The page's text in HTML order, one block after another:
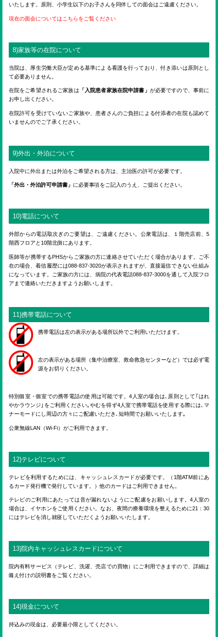
いたします。原則、小学生以下のお子さんを同伴しての面会はご遠慮ください。
現在の面会についてはこちらをご覧ください
8)家族等の在院について
当院は、厚生労働大臣が定める基準による看護を行っており、付き添いは原則とし
て必要ありません。
在院をご希望されるご家族は 「入院患者家族在院申請書」 が必要ですので、事前に
お申し出ください。
在院許可を受けていないご家族や、患者さんのご負担による付添者の在院も認めて
いませんのでご了承ください。
9)外出・外泊について
入院中に外出または外泊をご希望される方は、主治医の許可が必要です。
「外出・外泊許可申請書」 に必要事項をご記入のうえ、ご提出ください。
10)電話について
外部からの電話取次ぎのご要望は、ご遠慮ください。公衆電話は、１階売店前、5
階西フロアと10階北側にあります。
医師等が携帯するPHSからご家族の方に連絡させていただく場合があります。ご不
在の場合、着信履歴には088-837-3020が表示されますが、直接返信できない仕組み
になっています。ご家族の方には、病院の代表電話088-837-3000を通して入院フロ
アまで連絡いただきますようお願いします。
11)携帯電話について
携帯電話は左の表示がある場所以外でご利用いただけます。
左の表示がある場所（集中治療室、救命救急センターなど）では必ず電
源をお切りください。
特別個室・個室での携帯電話の使用は可能です。4人室の場合は､原則として｢はれ
やかラウンジ｣をご利用ください｡やむを得ず4人室で携帯電話を使用する際には､マ
ナーモードにし周辺の方々にご配慮いただき､短時間でお願いいたします｡
公衆無線LAN（Wi-Fi）がご利用できます。
12)テレビについて
テレビを利用するためには、キャッシュレスカードが必要です。（1階ATM前にあ
るカード発行機で発行しています。）他のカードはご利用できません。
テレビのご利用にあたっては音が漏れないようにご配慮をお願いします。4人室の
場合は、イヤホンをご使用ください。なお、夜間の療養環境を整えるために21：30
にはテレビを消し就寝していただくようお願いいたします。
13)院内キャッシュレスカードについて
院内有料サービス（テレビ、洗濯、売店での買物）にご利用できますので、詳細は
備え付けの説明書をご覧ください。
14)現金について
持込みの現金は、必要最小限としてください。